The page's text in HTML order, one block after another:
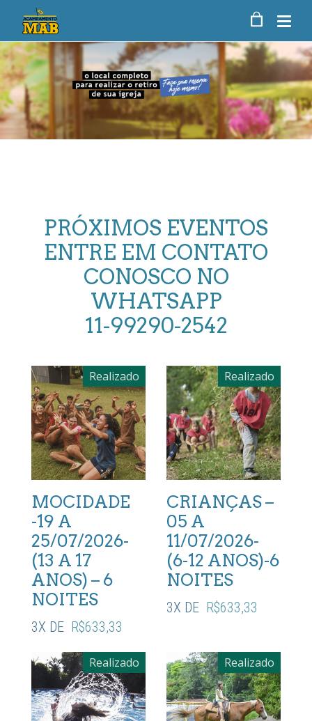
PRÓXIMOS EVENTOS
ENTRE EM CONTATO
CONOSCO NO
WHATSAPP
11-99290-2542
Realizado
MOCIDADE
-19 A
25/07/2026-
(13 A 17
ANOS) – 6
NOITES
3X DE R$633,33
Realizado
CRIANÇAS –
05 A
11/07/2026-
(6-12 ANOS)-6
NOITES
3X DE R$633,33
Realizado Realizado